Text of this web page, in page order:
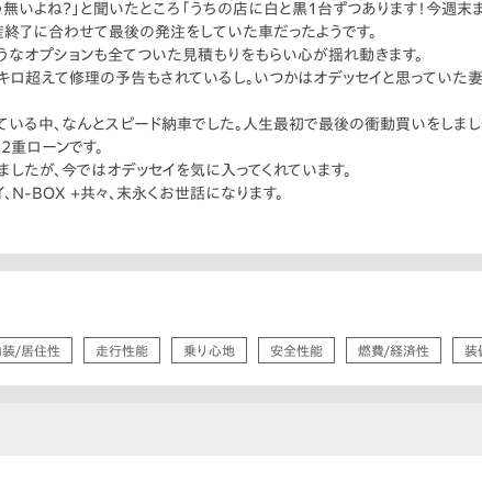
いよね？」と聞いたところ「うちの店に白と黒1台ずつあります！今週末
終了に合わせて最後の発注をしていた車だったようです。
オプションも全てついた見積もりをもらい心が揺れ動きます。
ロ超えて修理の予告もされているし。いつかはオデッセイと思っていた
る中、なんとスピード納車でした。人生最初で最後の衝動買いをしま
ローンです。
たが、今ではオデッセイを気に入ってくれています。
N-BOX +共々、末永くお世話になります。
装/居住性 走行性能 乗り心地 安全性能 燃費/経済性 装